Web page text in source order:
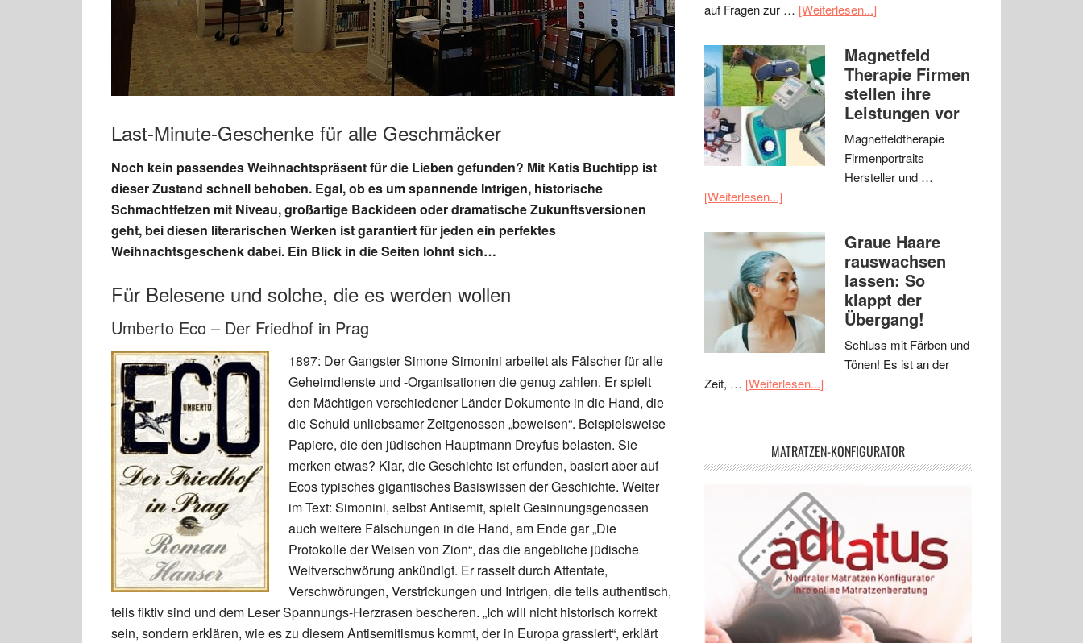
Last-Minute-Geschenke für alle Geschmäcker
Noch kein passendes Weihnachtspräsent für die Lieben gefunden? Mit Katis Buchtipp ist
dieser Zustand schnell behoben. Egal, ob es um spannende Intrigen, historische
Schmachtfetzen mit Niveau, großartige Backideen oder dramatische Zukunftsversionen
geht, bei diesen literarischen Werken ist garantiert für jeden ein perfektes
Weihnachtsgeschenk dabei. Ein Blick in die Seiten lohnt sich…
Für Belesene und solche, die es werden wollen
Umberto Eco – Der Friedhof in Prag
1897: Der Gangster Simone Simonini arbeitet als Fälscher für alle
Geheimdienste und -Organisationen die genug zahlen. Er spielt
den Mächtigen verschiedener Länder Dokumente in die Hand, die
die Schuld unliebsamer Zeitgenossen „beweisen“. Beispielsweise
Papiere, die den jüdischen Hauptmann Dreyfus belasten. Sie
merken etwas? Klar, die Geschichte ist erfunden, basiert aber auf
Ecos typisches gigantisches Basiswissen der Geschichte. Weiter
im Text: Simonini, selbst Antisemit, spielt Gesinnungsgenossen
auch weitere Fälschungen in die Hand, am Ende gar „Die
Protokolle der Weisen von Zion“, das die angebliche jüdische
Weltverschwörung ankündigt. Er rasselt durch Attentate,
Verschwörungen, Verstrickungen und Intrigen, die teils authentisch,
teils fiktiv sind und dem Leser Spannungs-Herzrasen bescheren. „Ich will nicht historisch korrekt
sein, sondern erklären, wie es zu diesem Antisemitismus kommt, der in Europa grassiert“, erklärt
auf Fragen zur … [Weiterlesen...]
Magnetfeld
Therapie Firmen
stellen ihre
Leistungen vor
Magnetfeldtherapie
Firmenportraits
Hersteller und …
[Weiterlesen...]
Graue Haare
rauswachsen
lassen: So
klappt der
Übergang!
Schluss mit Färben und
Tönen! Es ist an der
Zeit, … [Weiterlesen...]
MATRATZEN-KONFIGURATOR